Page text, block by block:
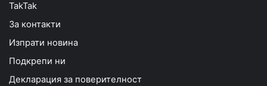
TakTak
За контакти
Изпрати новина
Подкрепи ни
Декларация за поверителност